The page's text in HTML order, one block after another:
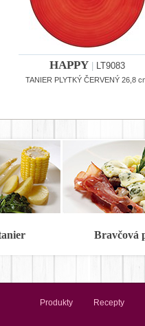
HAPPY LT9083
TANIER PLYTKÝ ČERVENÝ 26,8
Bravčová
Produkty Recepty